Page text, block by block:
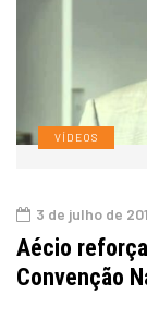
VÍDEOS
3 de julho de
Aécio
Convenção